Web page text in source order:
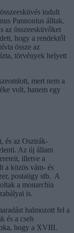
indult
Pannonius álltak.
az összeesküvőket
hogy a rendektől
össze az
törvények helyett
mert nem a
volt, hanem egy
és az Osztrák-
Az új állam
illetve a
a közös vám- és
postaügy stb. A
a monarchia
is.
halmozott fel a
és a cseh
hogy a XVIII.